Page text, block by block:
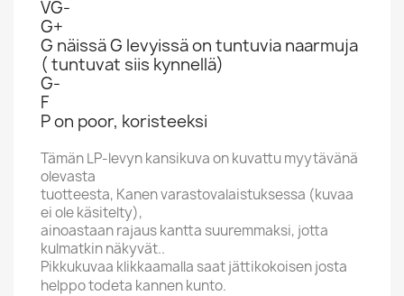
VG-
G+
G näissä G levyissä on tuntuvia naarmuja
( tuntuvat siis kynnellä)
G-
F
P on poor, koristeeksi
Tämän LP-levyn kansikuva on kuvattu myytävänä
olevasta
tuotteesta, Kanen varastovalaistuksessa (kuvaa
ei ole käsitelty),
ainoastaan rajaus kantta suuremmaksi, jotta
kulmatkin näkyvät..
Pikkukuvaa klikkaamalla saat jättikokoisen josta
helppo todeta kannen kunto.